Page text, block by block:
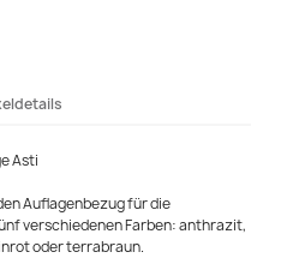
Asti
Auflagenbezug für die
verschiedenen Farben: anthrazit,
oder terrabraun.